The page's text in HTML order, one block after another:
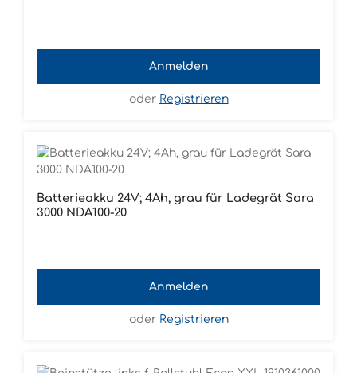
Anmelden
oder Registrieren
Batterieakku 24V; 4Ah, grau für Ladegrät Sara
3000 NDA100-20
Anmelden
oder Registrieren